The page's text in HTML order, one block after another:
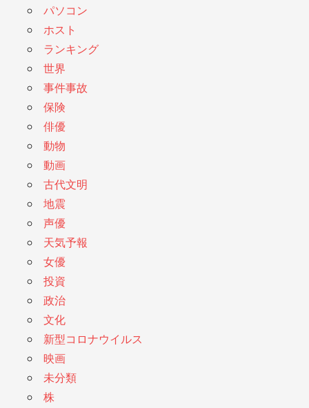
パソコン
ホスト
ランキング
世界
事件事故
保険
俳優
動物
動画
古代文明
地震
声優
天気予報
女優
投資
政治
文化
新型コロナウイルス
映画
未分類
株